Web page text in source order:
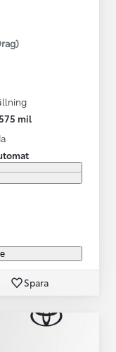
mil
Spara